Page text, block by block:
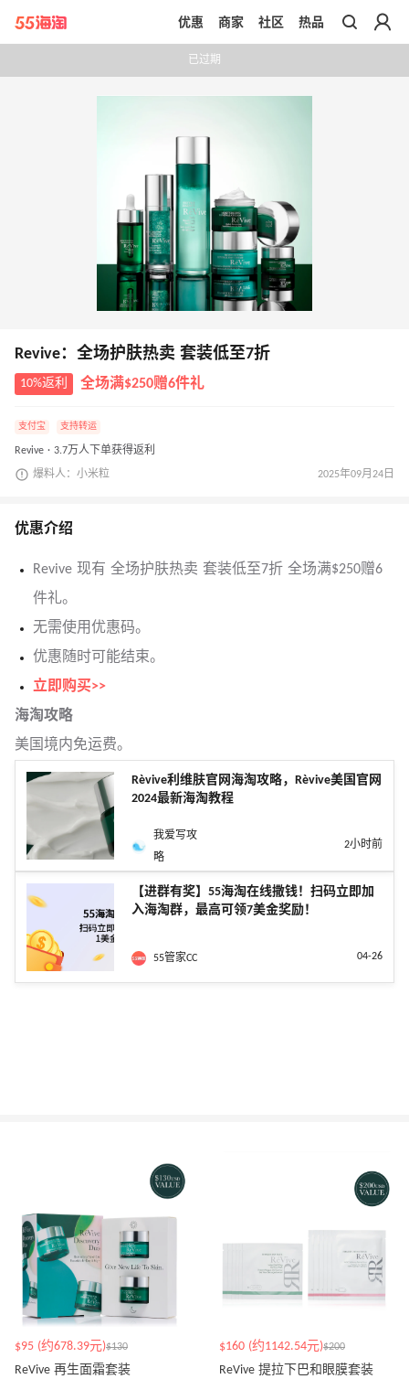
带你去官网买正品
优惠 商家 社区 热品
已过期
Revive：全场护肤热卖 套装低至7折
10%返利 全场满$250赠6件礼
支付宝 支持转运
Revive · 3.7万人下单获得返利
爆料人：小米粒 2025年09月24日
优惠介绍
Revive 现有 全场护肤热卖 套装低至7折 全场满$250赠6
件礼。
无需使用优惠码。
优惠随时可能结束。
立即购买>>
海淘攻略
美国境内免运费。
Rèvive利维肤官网海淘攻略，Rèvive美国官网
2024最新海淘教程
我爱写攻
略
2小时前
【进群有奖】55海淘在线撒钱！扫码立即加
入海淘群，最高可领7美金奖励！
55管家CC 04-26
$95 (约678.39元)$130
ReVive 再生面霜套装
$160 (约1142.54元)$200
ReVive 提拉下巴和眼膜套装